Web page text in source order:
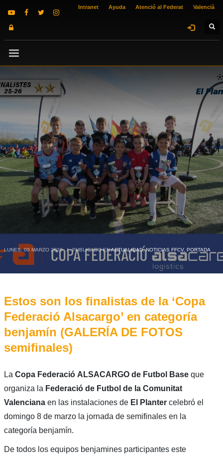
Intranet Ayuda Atenció al Federat Valencià
LUNES, 09 MARZO 2026 / PUBLICADO ENACTUALIDAD,NOTICIAS FFCV, PORTADA
Estos son los finalistas de la ‘Copa
Federació Alsacargo’ en categoría
benjamín (GALERÍA DE FOTOS
semifinales)
La Copa Federació ALSACARGO de Futbol Baseque
organiza la Federació de Futbol de la Comunitat
Valenciana en las instalaciones de El Planter celebró el
domingo 8 de marzo la jornada de semifinales en la
categoría benjamín.
De todos los equipos benjamines participantes este